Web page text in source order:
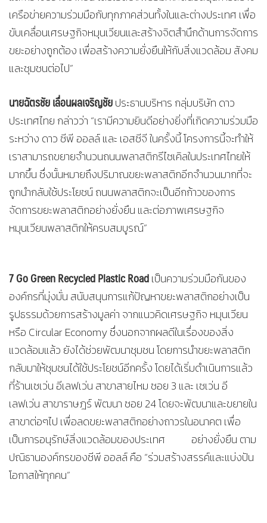
เครือข่ายความร่วมมือกับทุกภาคส่วนทั้งในและต่างประเทศ เพื่อ
ขับเคลื่อนเศรษฐกิจหมุนเวียนและสร้างจิตสำนึกด้านการจัดการ
ขยะอย่างถูกต้อง เพื่อสร้างความยั่งยืนให้กับสิ่งแวดล้อม สังคม
และชุมชนต่อไป”
นายฉัตรชัย เลื่อนผลเจริญชัยประธานบริหาร กลุ่มบริษัท ดาว
ประเทศไทย กล่าวว่า “เรามีความยินดีอย่างยิ่งที่เกิดความร่วมมือ
ระหว่าง ดาว ซีพี ออลล์ และ เอสซีจี ในครั้งนี้ โครงการนี้จะทำให้
เราสามารถขยายจำนวนถนนพลาสติกรีไซเคิลในประเทศไทยให้
มากขึ้น ซึ่งนั้นหมายถึงปริมาณขยะพลาสติกอีกจำนวนมากที่จะ
ถูกนำกลับใช้ประโยชน์ ถนนพลาสติกจะเป็นอีกก้าวของการ
จัดการขยะพลาสติกอย่างยั่งยืน และต่อภาพเศรษฐกิจ
หมุนเวียนพลาสติกให้ครบสมบูรณ์”
7Go Green Recycled Plastic Roadเป็นความร่วมมือกันของ
องค์กรที่มุ่งมั่น สนับสนุนการแก้ปัญหาขยะพลาสติกอย่างเป็น
รูปธรรมด้วยการสร้างมูลค่า จากแนวคิดเศรษฐกิจ หมุนเวียน
หรือ Circular Economy ซึ่งนอกจากผลดีในเรื่องของสิ่ง
แวดล้อมแล้ว ยังได้ช่วยพัฒนาชุมชน โดยการนำขยะพลาสติก
กลับมาให้ชุมชนได้ใช้ประโยชน์อีกครั้ง โดยได้เริ่มดำเนินการแล้ว
ที่ร้านเซเว่น อีเลฟเว่น สาขาสายไหม ซอย 3 และ เซเว่น อี
เลฟเว่น สาขาราษฎร์ พัฒนา ซอย 24 โดยจะพัฒนาและขยายใน
สาขาต่อๆไป เพื่อลดขยะพลาสติกอย่างถาวรในอนาคต เพื่อ
เป็นการอนุรักษ์สิ่งแวดล้อมของประเทศ อย่างยั่งยืน ตาม
ปณิธานองค์กรของซีพี ออลล์ คือ “ร่วมสร้างสรรค์และแบ่งปัน
โอกาสให้ทุกคน”